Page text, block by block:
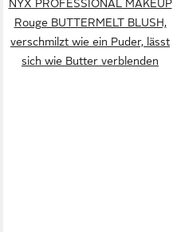
NYX PROFESSIONAL MAKEUP
Rouge BUTTERMELT BLUSH,
verschmilzt wie ein Puder, lässt
sich wie Butter verblenden